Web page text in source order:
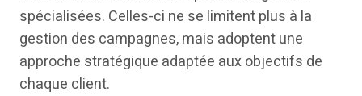
spécialisées. Celles-ci ne se limitent plus à la
gestion des campagnes, mais adoptent une
approche stratégique adaptée aux objectifs de
chaque client.